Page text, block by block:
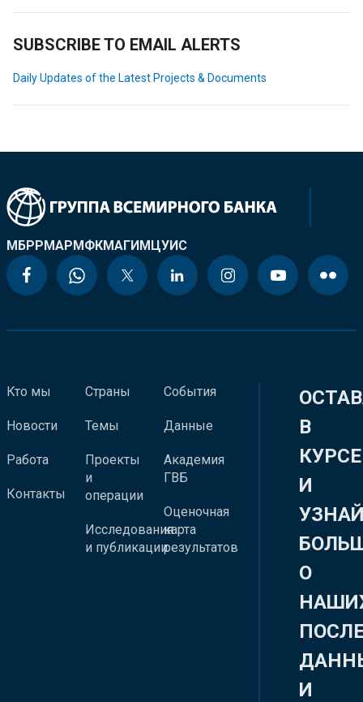
SUBSCRIBE TO EMAIL ALERTS
Daily Updates of the Latest Projects & Documents
МБРРМАРМФКМАГИМЦУИС
Кто мы
Новости
Работа
Контакты
Страны
Темы
Проекты
и
операции
Исследования
и публикации
События
Данные
Академия
ГВБ
Оценочная
карта
результатов
В
КУРСЕ
И
О
И